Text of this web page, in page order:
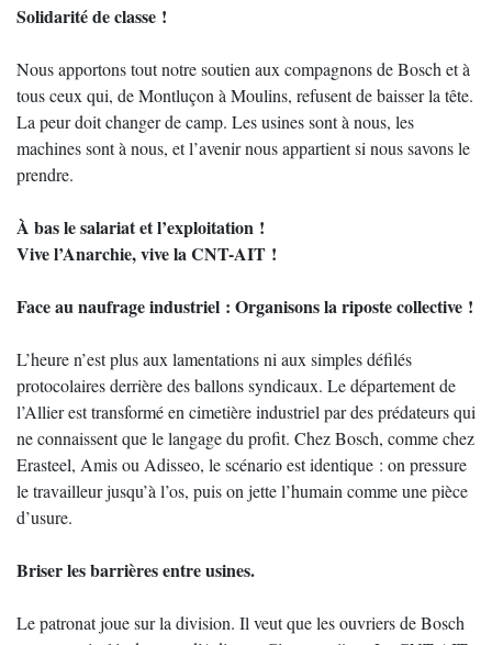
Solidarité de classe !
Nous apportons tout notre soutien aux compagnons de Bosch et à
tous ceux qui, de Montluçon à Moulins, refusent de baisser la tête.
La peur doit changer de camp. Les usines sont à nous, les
machines sont à nous, et l’avenir nous appartient si nous savons le
prendre.
À bas le salariat et l’exploitation !
Vive l’Anarchie, vive la CNT-AIT !
Face au naufrage industriel : Organisons la riposte collective !
L’heure n’est plus aux lamentations ni aux simples défilés
protocolaires derrière des ballons syndicaux. Le département de
l’Allier est transformé en cimetière industriel par des prédateurs qui
ne connaissent que le langage du profit. Chez Bosch, comme chez
Erasteel, Amis ou Adisseo, le scénario est identique : on pressure
le travailleur jusqu’à l’os, puis on jette l’humain comme une pièce
d’usure.
Briser les barrières entre usines.
Le patronat joue sur la division. Il veut que les ouvriers de Bosch